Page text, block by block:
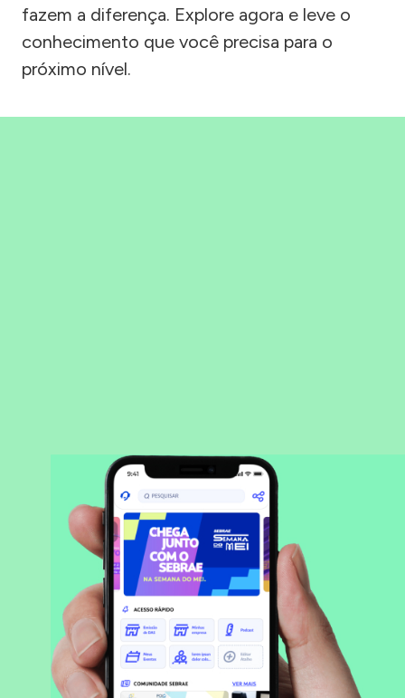
fazem a diferença. Explore agora e leve o
conhecimento que você precisa para o
próximo nível.